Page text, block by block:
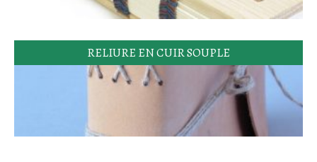
RELIURE EN CUIR SOUPLE